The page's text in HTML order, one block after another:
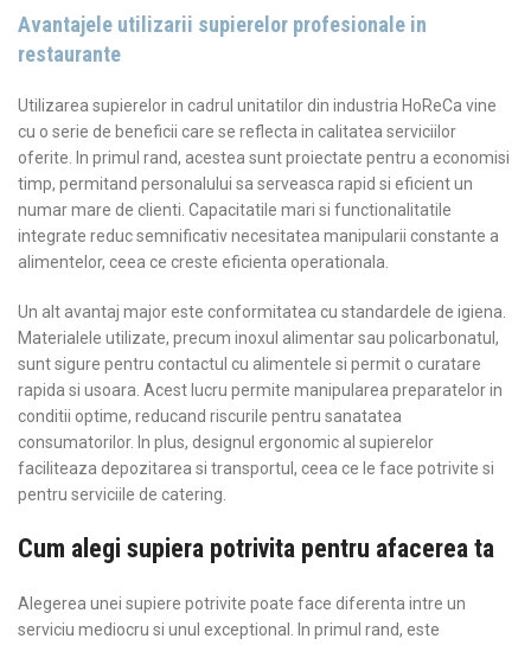
Avantajele utilizarii supierelor profesionale in
restaurante
Utilizarea supierelor in cadrul unitatilor din industria HoReCa vine
cu o serie de beneficii care se reflecta in calitatea serviciilor
oferite. In primul rand, acestea sunt proiectate pentru a economisi
timp, permitand personalului sa serveasca rapid si eficient un
numar mare de clienti. Capacitatile mari si functionalitatile
integrate reduc semnificativ necesitatea manipularii constante a
alimentelor, ceea ce creste eficienta operationala.
Un alt avantaj major este conformitatea cu standardele de igiena.
Materialele utilizate, precum inoxul alimentar sau policarbonatul,
sunt sigure pentru contactul cu alimentele si permit o curatare
rapida si usoara. Acest lucru permite manipularea preparatelor in
conditii optime, reducand riscurile pentru sanatatea
consumatorilor. In plus, designul ergonomic al supierelor
faciliteaza depozitarea si transportul, ceea ce le face potrivite si
pentru serviciile de catering.
Cum alegi supiera potrivita pentru afacerea ta
Alegerea unei supiere potrivite poate face diferenta intre un
serviciu mediocru si unul exceptional. In primul rand, este